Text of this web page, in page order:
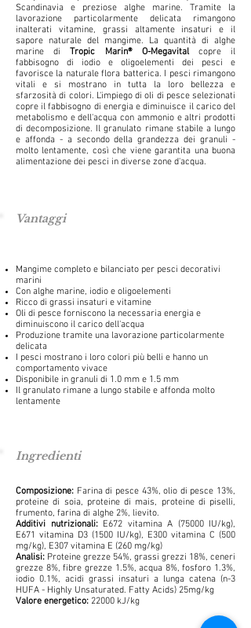
Scandinavia e preziose alghe marine. Tramite la
lavorazione particolarmente delicata rimangono
inalterati vitamine, grassi altamente insaturi e il
sapore naturale del mangime. La quantità di alghe
marine diTropic Marin® O-Megavital copre il
fabbisogno di iodio e oligoelementi dei pesci e
favorisce la naturale flora batterica. I pesci rimangono
vitali e si mostrano in tutta la loro bellezza e
sfarzosità di colori. L'impiego di oli di pesce selezionati
copre il fabbisogno di energia e diminuisce il carico del
metabolismo e dell'acqua con ammonio e altri prodotti
di decomposizione. Il granulato rimane stabile a lungo
e affonda - a secondo della grandezza dei granuli -
molto lentamente, così che viene garantita una buona
alimentazione dei pesci in diverse zone d'acqua.
Vantaggi
Mangime completo e bilanciato per pesci decorativi
marini
Con alghe marine, iodio e oligoelementi
Ricco di grassi insaturi e vitamine
Oli di pesce forniscono la necessaria energia e
diminuiscono il carico dell'acqua
Produzione tramite una lavorazione particolarmente
delicata
I pesci mostrano i loro colori più belli e hanno un
comportamento vivace
Disponibile in granuli di 1.0 mm e 1.5 mm
Il granulato rimane a lungo stabile e affonda molto
lentamente
Ingredienti
Composizione: Farina di pesce 43%, olio di pesce 13%,
proteine di soia, proteine di mais, proteine di piselli,
frumento, farina di alghe 2%, lievito.
Additivi nutrizionali:E672 vitamina A (75000 IU/kg),
E671 vitamina D3 (1500 IU/kg), E300 vitamina C (500
mg/kg), E307 vitamina E (260 mg/kg)
Analisi: Proteine grezze 54%, grassi grezzi 18%, ceneri
grezze 8%, fibre grezze 1.5%, acqua 8%, fosforo 1.3%,
iodio 0.1%, acidi grassi insaturi a lunga catena (n-3
HUFA - Highly Unsaturated. Fatty Acids) 25mg/kg
Valore energetico: 22000 kJ/kg